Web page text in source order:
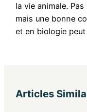
la vie animale.
mais une bonne
et en biologie
Articles